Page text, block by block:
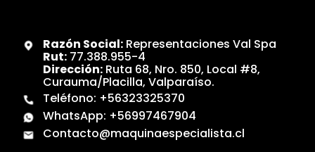
Razón Social:Representaciones Val Spa
Rut:77.388.955-4
Dirección:Ruta 68, Nro. 850, Local #8,
Curauma/Placilla, Valparaíso.
Teléfono: +56323325370
WhatsApp: +56997467904
Contacto@maquinaespecialista.cl